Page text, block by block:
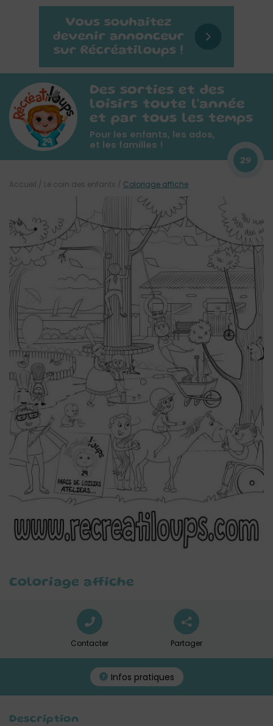
Des sorties et des
loisirs toute l'année
et par tous les temps
Pour les enfants, les ados,
et les familles !
29
Coloriage affiche
Accueil / Le coin des enfants / Coloriage affiche
Contacter Partager
Infos pratiques
Description